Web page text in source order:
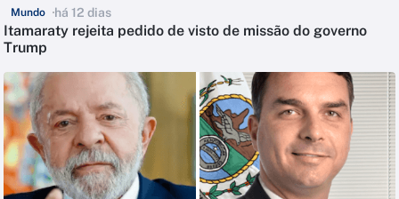
Mundo há 12 dias
Itamaraty rejeita pedido de visto de missão do governo
Trump